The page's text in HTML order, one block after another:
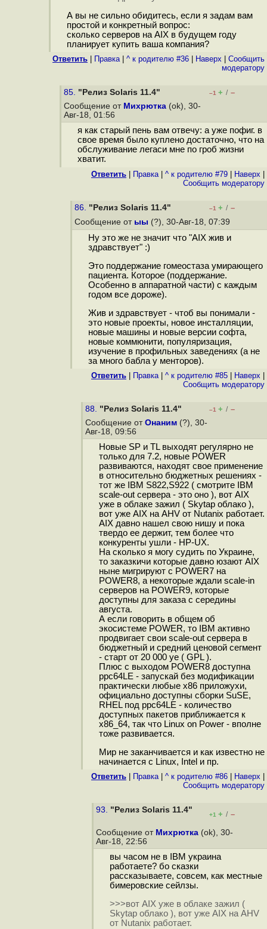
А вы не сильно обидитесь, если я задам вам
простой и конкретный вопрос:
сколько серверов на AIX в будущем году
планирует купить ваша компания?
Ответить Правка| ^ к родителю #36 Наверх
Cообщить
модератору
85. "Релиз Solaris 11.4" –1 + / –
Сообщение от Михрютка (ok), 30-
Авг-18, 01:56
я как старый пень вам отвечу: а уже пофиг. в
свое время было куплено достаточно, что на
обслуживание легаси мне по гроб жизни
хватит.
Ответить Правка| ^ к родителю #79 Наверх
Cообщить модератору
86. "Релиз Solaris 11.4" –1 + / –
Сообщение от ыы (?), 30-Авг-18, 07:39
Ну это же не значит что "AIX жив и
здравствует" :)
Это поддержание гомеостаза умирающего
пациента. Которое (поддержание.
Особенно в аппаратной части) с каждым
годом все дороже).
Жив и здравствует - чтоб вы понимали -
это новые проекты, новое инсталляции,
новые машины и новые версии софта,
новые коммюнити, популяризация,
изучение в профильных заведениях (а не
за много бабла у менторов).
Ответить Правка| ^ к родителю #85 Наверх
Cообщить модератору
88. "Релиз Solaris 11.4" –1 + / –
Сообщение от Онаним (?), 30-
Авг-18, 09:56
Новые SP и TL выходят регулярно не
только для 7.2, новые POWER
развиваются, находят свое применение
в относительно бюджетных решениях -
тот же IBM S822,S922 ( смотрите IBM
scale-out сервера - это оно ), вот AIX
уже в облаке зажил ( Skytap облако ),
вот уже AIX на AHV от Nutanix работает.
AIX давно нашел свою нишу и пока
твердо ее держит, тем более что
конкуренты ушли - HP-UX.
На сколько я могу судить по Украине,
то заказкичи которые давно юзают AIX
ныне мигрируют с POWER7 на
POWER8, а некоторые ждали scale-in
серверов на POWER9, которые
доступны для заказа с середины
августа.
А если говорить в общем об
экосистеме POWER, то IBM активно
продвигает свои scale-out сервера в
бюджетный и средний ценовой сегмент
- старт от 20 000 уе ( GPL ).
Плюс с выходом POWER8 доступна
ppc64LE - запускай без модификации
практически любые x86 приложухи,
официально доступны сборки SuSE,
RHEL под ppc64LE - количество
доступных пакетов приближается к
x86_64, так что Linux on Power - вполне
тоже развивается.
Мир не заканчивается и как известно не
начинается с Linux, Intel и пр.
Ответить Правка| ^ к родителю #86 Наверх
Cообщить модератору
93. "Релиз Solaris 11.4"
+1 + / –
Сообщение от Михрютка (ok), 30-
Авг-18, 22:56
вы часом не в IBM украина
работаете? бо сказки
рассказываете, совсем, как местные
бимеровские сейлзы.
>>>вот AIX уже в облаке зажил (
Skytap облако ), вот уже AIX на AHV
от Nutanix работает.